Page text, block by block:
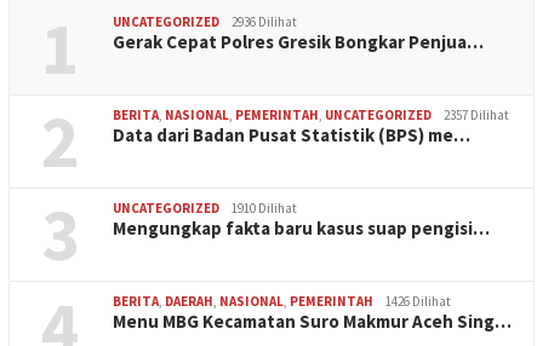
1 UNCATEGORIZED 2936 Dilihat
Gerak Cepat Polres Gresik Bongkar Penjua…
2 BERITA, NASIONAL, PEMERINTAH, UNCATEGORIZED 2357 Dilihat
Data dari Badan Pusat Statistik (BPS) me…
3 UNCATEGORIZED 1910 Dilihat
Mengungkap fakta baru kasus suap pengisi…
4 BERITA, DAERAH, NASIONAL, PEMERINTAH 1426 Dilihat
Menu MBG Kecamatan Suro Makmur Aceh Sing…